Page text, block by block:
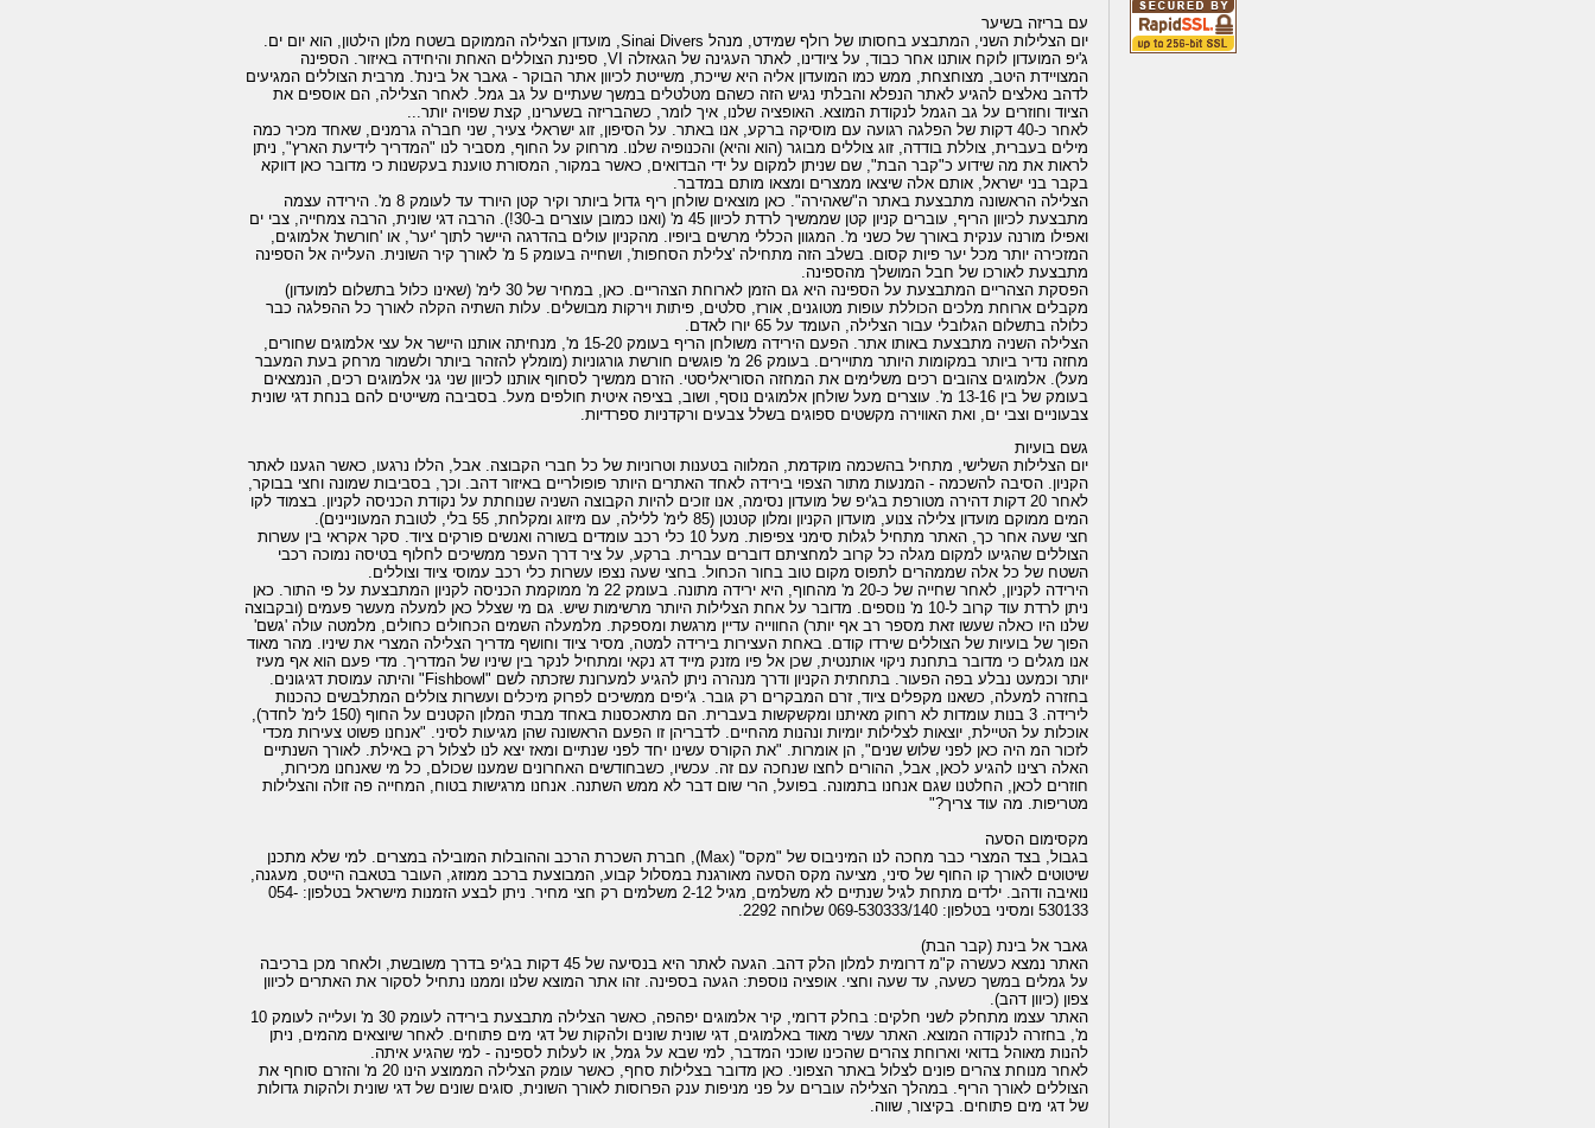
עם בריזה בשיער
יום הצלילות השני, המתבצע בחסותו של רולף שמידט, מנהל Sinai Divers, מועדון הצלילה הממוקם בשטח מלון הילטון, הוא יום ים.
ג'יפ המועדון לוקח אותנו אחר כבוד, על ציודינו, לאתר העגינה של הגאזלה VI, ספינת הצוללים האחת והיחידה באיזור. הספינה
המצויידת היטב, מצוחצחת, ממש כמו המועדון אליה היא שייכת, משייטת לכיוון אתר הבוקר - גאבר אל בינת'. מרבית הצוללים המגיעים
לדהב נאלצים להגיע לאתר הנפלא והבלתי נגיש הזה כשהם מטלטלים במשך שעתיים על גב גמל. לאחר הצלילה, הם אוספים את
הציוד וחוזרים על גב הגמל לנקודת המוצא. האופציה שלנו, איך לומר, כשהבריזה בשערינו, קצת שפויה יותר...
לאחר כ-40 דקות של הפלגה רגועה עם מוסיקה ברקע, אנו באתר. על הסיפון, זוג ישראלי צעיר, שני חבר'ה גרמנים, שאחד מכיר כמה
מילים בעברית, צוללת בודדה, זוג צוללים מבוגר (הוא והיא) והכנופיה שלנו. מרחוק על החוף, מסביר לנו "המדריך לידיעת הארץ", ניתן
לראות את מה שידוע כ"קבר הבת", שם שניתן למקום על ידי הבדואים, כאשר במקור, המסורת טוענת בעקשנות כי מדובר כאן דווקא
בקבר בני ישראל, אותם אלה שיצאו ממצרים ומצאו מותם במדבר.
הצלילה הראשונה מתבצעת באתר ה"שאהירה". כאן מוצאים שולחן ריף גדול ביותר וקיר קטן היורד עד לעומק 8 מ'. הירידה עצמה
מתבצעת לכיוון הריף, עוברים קניון קטן שממשיך לרדת לכיוון 45 מ' (ואנו כמובן עוצרים ב-30!). הרבה דגי שונית, הרבה צמחייה, צבי ים
ואפילו מורנה ענקית באורך של כשני מ'. המגוון הכללי מרשים ביופיו. מהקניון עולים בהדרגה היישר לתוך 'יער', או 'חורשת' אלמוגים,
המזכירה יותר מכל יער פיות קסום. בשלב הזה מתחילה 'צלילת הסחפות', ושחייה בעומק 5 מ' לאורך קיר השונית. העלייה אל הספינה
מתבצעת לאורכו של חבל המושלך מהספינה.
הפסקת הצהריים המתבצעת על הספינה היא גם הזמן לארוחת הצהריים. כאן, במחיר של 30 לימ' (שאינו כלול בתשלום למועדון)
מקבלים ארוחת מלכים הכוללת עופות מטוגנים, אורז, סלטים, פיתות וירקות מבושלים. עלות השתיה הקלה לאורך כל ההפלגה כבר
כלולה בתשלום הגלובלי עבור הצלילה, העומד על 65 יורו לאדם.
הצלילה השניה מתבצעת באותו אתר. הפעם הירידה משולחן הריף בעומק 15-20 מ', מנחיתה אותנו היישר אל עצי אלמוגים שחורים,
מחזה נדיר ביותר במקומות היותר מתויירים. בעומק 26 מ' פוגשים חורשת גורגוניות (מומלץ להזהר ביותר ולשמור מרחק בעת המעבר
מעל). אלמוגים צהובים רכים משלימים את המחזה הסוריאליסטי. הזרם ממשיך לסחוף אותנו לכיוון שני גני אלמוגים רכים, הנמצאים
בעומק של בין 13-16 מ'. עוצרים מעל שולחן אלמוגים נוסף, ושוב, בציפה איטית חולפים מעל. בסביבה משייטים להם בנחת דגי שונית
צבעוניים וצבי ים, ואת האווירה מקשטים ספוגים בשלל צבעים ורקדניות ספרדיות.
גשם בועיות
יום הצלילות השלישי, מתחיל בהשכמה מוקדמת, המלווה בטענות וטרוניות של כל חברי הקבוצה. אבל, הללו נרגעו, כאשר הגענו לאתר
הקניון. הסיבה להשכמה - המנעות מתור הצפוי בירידה לאחד האתרים היותר פופולריים באיזור דהב. וכך, בסביבות שמונה וחצי בבוקר,
לאחר 20 דקות דהירה מטורפת בג'יפ של מועדון נסימה, אנו זוכים להיות הקבוצה השניה שנוחתת על נקודת הכניסה לקניון. בצמוד לקו
המים ממוקם מועדון צלילה צנוע, מועדון הקניון ומלון קטנטן (85 לימ' ללילה, עם מיזוג ומקלחת, 55 בלי, לטובת המעוניינים).
חצי שעה אחר כך, האתר מתחיל לגלות סימני צפיפות. מעל 10 כלי רכב עומדים בשורה ואנשים פורקים ציוד. סקר אקראי בין עשרות
הצוללים שהגיעו למקום מגלה כל קרוב למחציתם דוברים עברית. ברקע, על ציר דרך העפר ממשיכים לחלוף בטיסה נמוכה רכבי
השטח של כל אלה שממהרים לתפוס מקום טוב בחור הכחול. בחצי שעה נצפו עשרות כלי רכב עמוסי ציוד וצוללים.
הירידה לקניון, לאחר שחייה של כ-20 מ' מהחוף, היא ירידה מתונה. בעומק 22 מ' ממוקמת הכניסה לקניון המתבצעת על פי התור. כאן
ניתן לרדת עוד קרוב ל-10 מ' נוספים. מדובר על אחת הצלילות היותר מרשימות שיש. גם מי שצלל כאן למעלה מעשר פעמים (ובקבוצה
שלנו היו כאלה שעשו זאת מספר רב אף יותר) החווייה עדיין מרגשת ומספקת. מלמעלה השמים הכחולים כחולים, מלמטה עולה 'גשם'
הפוך של בועיות של הצוללים שירדו קודם. באחת העצירות בירידה למטה, מסיר ציוד וחושף מדריך הצלילה המצרי את שיניו. מהר מאוד
אנו מגלים כי מדובר בתחנת ניקוי אותנטית, שכן אל פיו מזנק מייד דג נקאי ומתחיל לנקר בין שיניו של המדריך. מדי פעם הוא אף מעיז
יותר וכמעט נבלע בפה הפעור. בתחתית הקניון ודרך מנהרה ניתן להגיע למערונת שזכתה לשם "Fishbowl" והיתה עמוסת דגיגונים.
בחזרה למעלה, כשאנו מקפלים ציוד, זרם המבקרים רק גובר. ג'יפים ממשיכים לפרוק מיכלים ועשרות צוללים המתלבשים כהכנות
לירידה. 3 בנות עומדות לא רחוק מאיתנו ומקשקשות בעברית. הם מתאכסנות באחד מבתי המלון הקטנים על החוף (150 לימ' לחדר),
אוכלות על הטיילת, יוצאות לצלילות יומיות ונהנות מהחיים. לדבריהן זו הפעם הראשונה שהן מגיעות לסיני. "אנחנו פשוט צעירות מכדי
לזכור המ היה כאן לפני שלוש שנים", הן אומרות. "את הקורס עשינו יחד לפני שנתיים ומאז יצא לנו לצלול רק באילת. לאורך השנתיים
האלה רצינו להגיע לכאן, אבל, ההורים לחצו שנחכה עם זה. עכשיו, כשבחודשים האחרונים שמענו שכולם, כל מי שאנחנו מכירות,
חוזרים לכאן, החלטנו שגם אנחנו בתמונה. בפועל, הרי שום דבר לא ממש השתנה. אנחנו מרגישות בטוח, המחייה פה זולה והצלילות
מטריפות. מה עוד צריך?"
מקסימום הסעה
בגבול, בצד המצרי כבר מחכה לנו המיניבוס של "מקס" (Max), חברת השכרת הרכב וההובלות המובילה במצרים. למי שלא מתכנן
שיטוטים לאורך קו החוף של סיני, מציעה מקס הסעה מאורגנת במסלול קבוע, המבוצעת ברכב ממוזג, העובר בטאבה הייטס, מעגנה,
נואיבה ודהב. ילדים מתחת לגיל שנתיים לא משלמים, מגיל 2-12 משלמים רק חצי מחיר. ניתן לבצע הזמנות מישראל בטלפון: 054-
530133 ומסיני בטלפון: 069-530333/140 שלוחה 2292.
גאבר אל בינת (קבר הבת)
האתר נמצא כעשרה ק"מ דרומית למלון הלק דהב. הגעה לאתר היא בנסיעה של 45 דקות בג'יפ בדרך משובשת, ולאחר מכן ברכיבה
על גמלים במשך כשעה, עד שעה וחצי. אופציה נוספת: הגעה בספינה. זהו אתר המוצא שלנו וממנו נתחיל לסקור את האתרים לכיוון
צפון (כיוון דהב).
האתר עצמו מתחלק לשני חלקים: בחלק דרומי, קיר אלמוגים יפהפה, כאשר הצלילה מתבצעת בירידה לעומק 30 מ' ועלייה לעומק 10
מ', בחזרה לנקודה המוצא. האתר עשיר מאוד באלמוגים, דגי שונית שונים ולהקות של דגי מים פתוחים. לאחר שיוצאים מהמים, ניתן
להנות מאוהל בדואי וארוחת צהרים שהכינו שוכני המדבר, למי שבא על גמל, או לעלות לספינה - למי שהגיע איתה.
לאחר מנוחת צהרים פונים לצלול באתר הצפוני. כאן מדובר בצלילות סחף, כאשר עומק הצלילה הממוצע הינו 20 מ' והזרם סוחף את
הצוללים לאורך הריף. במהלך הצלילה עוברים על פני מניפות ענק הפרוסות לאורך השונית, סוגים שונים של דגי שונית ולהקות גדולות
של דגי מים פתוחים. בקיצור, שווה.